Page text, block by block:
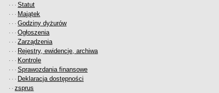
· · ·Statut
· · · Majątek
· · ·Godziny dyżurów
· · ·Ogłoszenia
· · ·Zarządzenia
· · · Rejestry, ewidencje, archiwa
· · · Kontrole
· · ·Sprawozdania finansowe
· · · Deklaracja dostępności
· ·zsprus